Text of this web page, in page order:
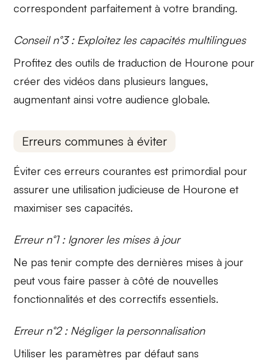
correspondent parfaitement à votre branding.
Conseil n°3 : Exploitez les capacités multilingues
Profitez des outils de traduction de Hourone pour
créer des vidéos dans plusieurs langues,
augmentant ainsi votre audience globale.
Erreurs communes à éviter
Éviter ces erreurs courantes est primordial pour
assurer une utilisation judicieuse de Hourone et
maximiser ses capacités.
Erreur n°1 : Ignorer les mises à jour
Ne pas tenir compte des dernières mises à jour
peut vous faire passer à côté de nouvelles
fonctionnalités et des correctifs essentiels.
Erreur n°2 : Négliger la personnalisation
Utiliser les paramètres par défaut sans